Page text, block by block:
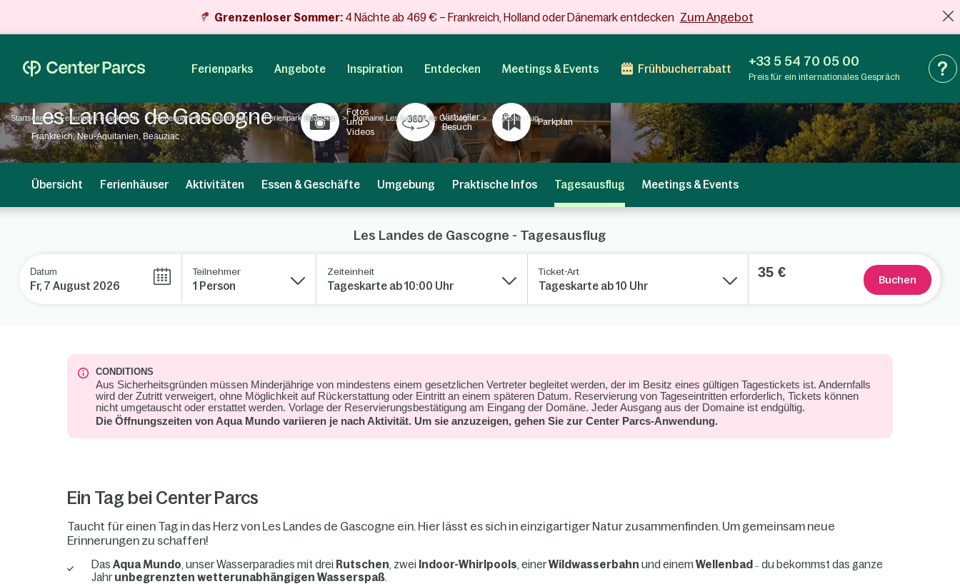
Grenzenloser Sommer: 4 Nächte ab 469 € – Frankreich, Holland oder Dänemark entdecken Zum Angebot
Ferienparks Angebote Inspiration Entdecken Meetings & Events Frühbucherrabatt +33 5 54 70 05 00
Preis für ein internationales Gespräch
Startseite Ferienpark Frankreich Ferienpark Neu-Aquitanien Ferienpark Beauziac Domaine Les Landes de Gascogne Tagesausflug
Les Landes de Gascogne
Frankreich, Neu-Aquitanien, Beauziac
Fotos
und
Videos
Virtueller
Besuch
Parkplan
Übersicht Ferienhäuser Aktivitäten Essen & Geschäfte Umgebung Praktische Infos Tagesausflug Meetings & Events
Les Landes de Gascogne - Tagesausflug
Datum Teilnehmer
1 Person
Zeiteinheit
Tageskarte ab 10:00 Uhr
Ticket-Art
Tageskarte ab 10 Uhr
35 € Buchen
CONDITIONS
Aus Sicherheitsgründen müssen Minderjährige von mindestens einem gesetzlichen Vertreter begleitet werden, der im Besitz eines gültigen Tagestickets ist. Andernfalls
wird der Zutritt verweigert, ohne Möglichkeit auf Rückerstattung oder Eintritt an einem späteren Datum. Reservierung von Tageseintritten erforderlich, Tickets können
nicht umgetauscht oder erstattet werden. Vorlage der Reservierungsbestätigung am Eingang der Domäne. Jeder Ausgang aus der Domaine ist endgültig.
Die Öffnungszeiten von Aqua Mundo variieren je nach Aktivität. Um sie anzuzeigen, gehen Sie zur Center Parcs-Anwendung.
Ein Tag bei Center Parcs
Taucht für einen Tag in das Herz von Les Landes de Gascogne ein. Hier lässt es sich in einzigartiger Natur zusammenfinden. Um gemeinsam neue
Erinnerungen zu schaffen!
DasAqua Mundo, unser Wasserparadies mit drei Rutschen, zwei Indoor-Whirlpools, einerWildwasserbahn und einemWellenbad – du bekommst das ganze
Jahrunbegrenzten wetterunabhängigen Wasserspaß.